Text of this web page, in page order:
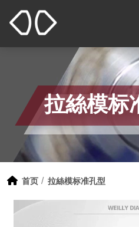
拉絲模标
首页 拉絲模标准孔型